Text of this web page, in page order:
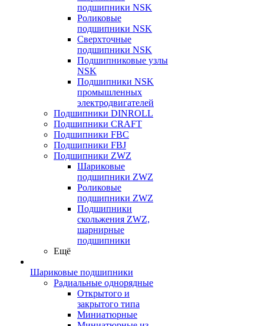
подшипники NSK
Роликовые
подшипники NSK
Сверхточные
подшипники NSK
Подшипниковые узлы
NSK
Подшипники NSK
промышленных
электродвигателей
Подшипники DINROLL
Подшипники CRAFT
Подшипники FBC
Подшипники FBJ
Подшипники ZWZ
Шариковые
подшипники ZWZ
Роликовые
подшипники ZWZ
Подшипники
скольжения ZWZ,
шарнирные
подшипники
Ещё
Шариковые подшипники
Радиальные однорядные
Открытого и
закрытого типа
Миниатюрные